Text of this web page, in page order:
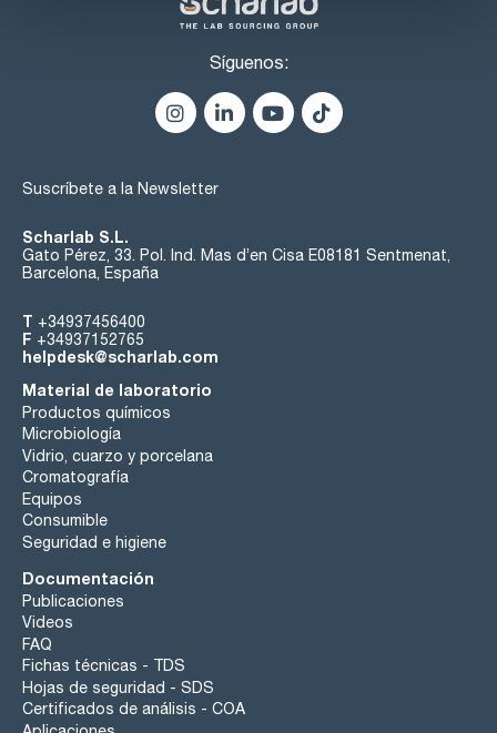
Síguenos:
Suscríbete a la Newsletter
Scharlab S.L.
Gato Pérez, 33. Pol. Ind. Mas d’en Cisa E08181 Sentmenat,
Barcelona, España
T +34937456400
F +34937152765
helpdesk@scharlab.com
Material de laboratorio
Productos químicos
Microbiología
Vidrio, cuarzo y porcelana
Cromatografía
Equipos
Consumible
Seguridad e higiene
Documentación
Publicaciones
Videos
FAQ
Fichas técnicas - TDS
Hojas de seguridad - SDS
Certificados de análisis - COA